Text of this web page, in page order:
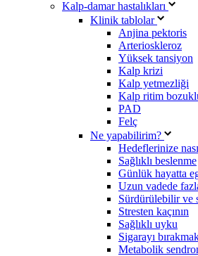
Kalp-damar hastalıkları
Klinik tablolar
Anjina pektoris
Arterioskleroz
Yüksek tansiyon
Kalp krizi
Kalp yetmezliği
Kalp ritim
PAD
Felç
Ne yapabilirim?
Hedeflerinize
Sağlıklı beslenme
Günlük hayatta
Uzun vadede
Sürdürülebilir ve
Stresten kaçının
Sağlıklı uyku
Sigarayı
Metabolik